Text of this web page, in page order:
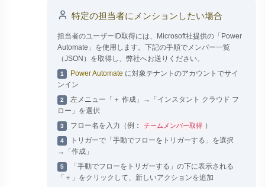
特定の担当者にメンションしたい場合
担当者のユーザーID取得には、Microsoft社提供の「Power
Automate」を使用します。下記の手順でメンバー一覧
（JSON）を取得し、弊社へお送りください。
1 Power Automate に対象テナントのアカウントでサイ
ンイン
2
左メニュー「＋ 作成」→「インスタント クラウド フ
ロー」を選択
3 フロー名を入力（例： チームメンバー取得 ）
4
トリガーで「手動でフローをトリガーする」を選択
→「作成」
5
「手動でフローをトリガーする」の下に表示される
「＋」をクリックして、新しいアクションを追加